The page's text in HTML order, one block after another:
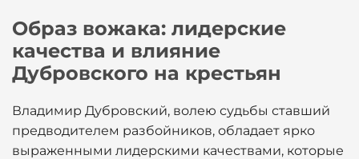
Образ вожака: лидерские
качества и влияние
Дубровского на крестьян
Владимир Дубровский, волею судьбы ставший
предводителем разбойников, обладает ярко
выраженными лидерскими качествами, которые